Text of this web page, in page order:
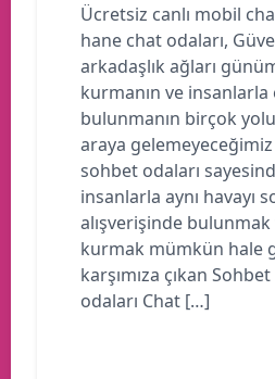
Ücretsiz canlı mobil
hane chat odaları,
arkadaşlık ağları
kurmanın ve
bulunmanın birçok
araya
sohbet odaları
insanlarla aynı havayı
alışverişinde
kurmak mümkün hale
karşımıza çıkan
odaları Chat […]